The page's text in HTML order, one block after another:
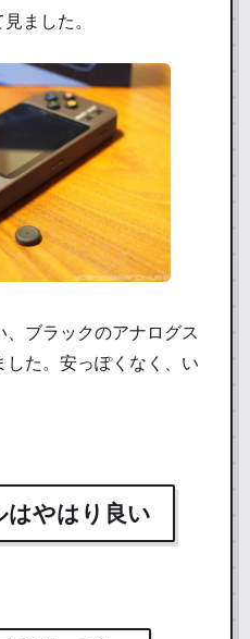
ました。
ブラックのアナログス
した。安っぽくなく、い
はやはり良い